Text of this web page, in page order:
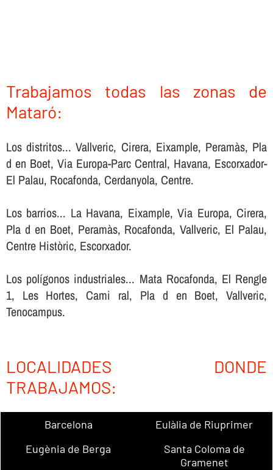
Trabajamos todas las zonas de
Mataró:
Los distritos... Vallveric, Cirera, Eixample, Peramàs, Pla
d en Boet, Via Europa-Parc Central, Havana, Escorxador-
El Palau, Rocafonda, Cerdanyola, Centre.
Los barrios... La Havana, Eixample, Via Europa, Cirera,
Pla d en Boet, Peramàs, Rocafonda, Vallveric, El Palau,
Centre Històric, Escorxador.
Los polígonos industriales... Mata Rocafonda, El Rengle
1, Les Hortes, Cami ral, Pla d en Boet, Vallveric,
Tenocampus.
LOCALIDADES DONDE
TRABAJAMOS:
Barcelona
Eulàlia de Riuprimer
Eugènia de Berga
Santa Coloma de
Gramenet